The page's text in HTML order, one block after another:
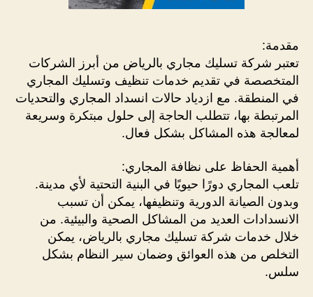
مقدمة:
تعتبر شركة تسليك مجاري بالرياض من أبرز الشركات
المتخصصة في تقديم خدمات تنظيف وتسليك المجاري
في المنطقة. مع ازدياد حالات انسداد المجاري والتحديات
المرتبطة بها، تتطلب الحاجة إلى حلول مبتكرة وسريعة
لمعالجة هذه المشاكل بشكل فعال.
أهمية الحفاظ على نظافة المجاري:
تلعب المجاري دورًا حيويًا في البنية التحتية لأي مدينة.
وبدون الصيانة الدورية وتنظيفها، يمكن أن تسبب
الانسدادات العديد من المشاكل الصحية والبيئية. من
خلال خدمات شركة تسليك مجاري بالرياض، يمكن
التخلص من هذه العوائق وضمان سير النظام بشكل
سلس.